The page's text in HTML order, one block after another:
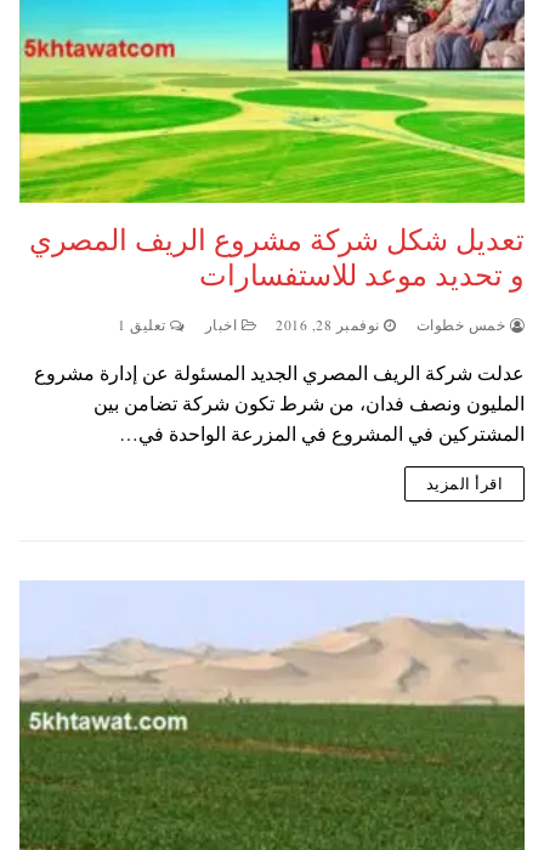
تعديل شكل شركة مشروع الريف المصري
و تحديد موعد للاستفسارات
خمس خطوات نوفمبر 28, 2016 اخبار تعليق 1
عدلت شركة الريف المصري الجديد المسئولة عن إدارة مشروع
المليون ونصف فدان، من شرط تكون شركة تضامن بين
المشتركين في المشروع في المزرعة الواحدة في…
اقرأ المزيد